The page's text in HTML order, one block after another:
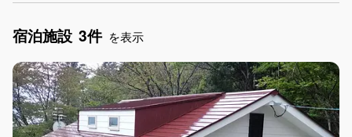
ガーデニング
駅から徒歩圏内
手持ち花火OK
お子さま歓迎
アメニティ
宿泊施設 3件 を表示